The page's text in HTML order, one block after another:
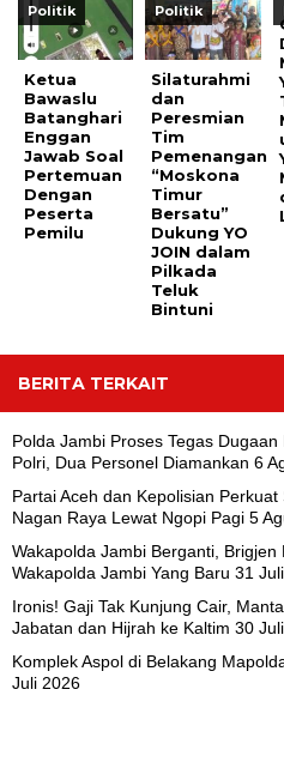
Politik
Ketua
Bawaslu
Batanghari
Enggan
Jawab Soal
Pertemuan
Dengan
Peserta
Pemilu
Politik
Silaturahmi
dan
Peresmian
Tim
Pemenangan
“Moskona
Timur
Bersatu”
Dukung YO
JOIN dalam
Pilkada
Teluk
Bintuni
BERITA TERKAIT
Polda Jambi Proses Tegas
Polri, Dua Personel Diamankan 6
Partai Aceh dan Kepolisian
Nagan Raya Lewat Ngopi Pagi 5
Wakapolda Jambi Berganti, Brigjen
Wakapolda Jambi Yang Baru 31
Ironis! Gaji Tak Kunjung Cair,
Jabatan dan Hijrah ke Kaltim 30
Komplek Aspol di Belakang
Juli 2026